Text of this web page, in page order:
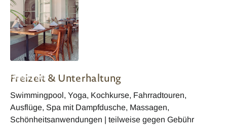
Restaurant
Freizeit & Unterhaltung
Swimmingpool, Yoga, Kochkurse, Fahrradtouren,
Ausflüge, Spa mit Dampfdusche, Massagen,
Schönheitsanwendungen | teilweise gegen Gebühr